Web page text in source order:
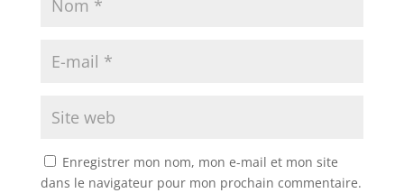
Enregistrer mon nom, mon e-mail et mon site
dans le navigateur pour mon prochain commentaire.